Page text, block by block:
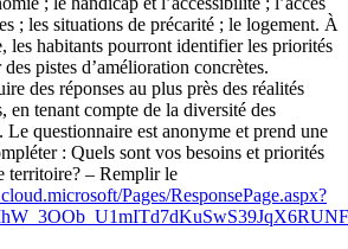
; les situations de précarité ; le logement. À
les habitants pourront identifier les priorités
pistes d’amélioration concrètes.
des réponses au plus près des réalités
en tenant compte de la diversité des
Le questionnaire est anonyme et prend une
: Quels sont vos besoins et priorités
territoire? – Remplir le
Pages/ResponsePage.aspx?